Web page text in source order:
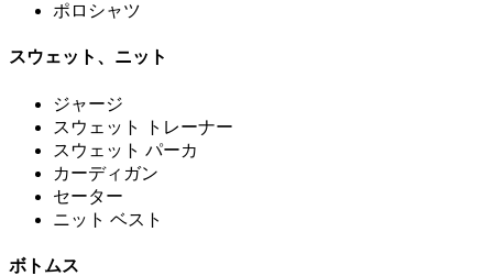
ポロシャツ
スウェット、ニット
ジャージ
スウェット トレーナー
スウェット パーカ
カーディガン
セーター
ニット ベスト
ボトムス